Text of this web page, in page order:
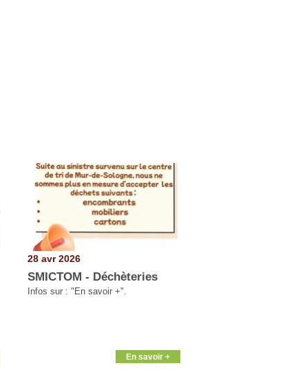
28 avr 2026
SMICTOM - Déchèteries
Infos sur : "En savoir +".
En savoir +